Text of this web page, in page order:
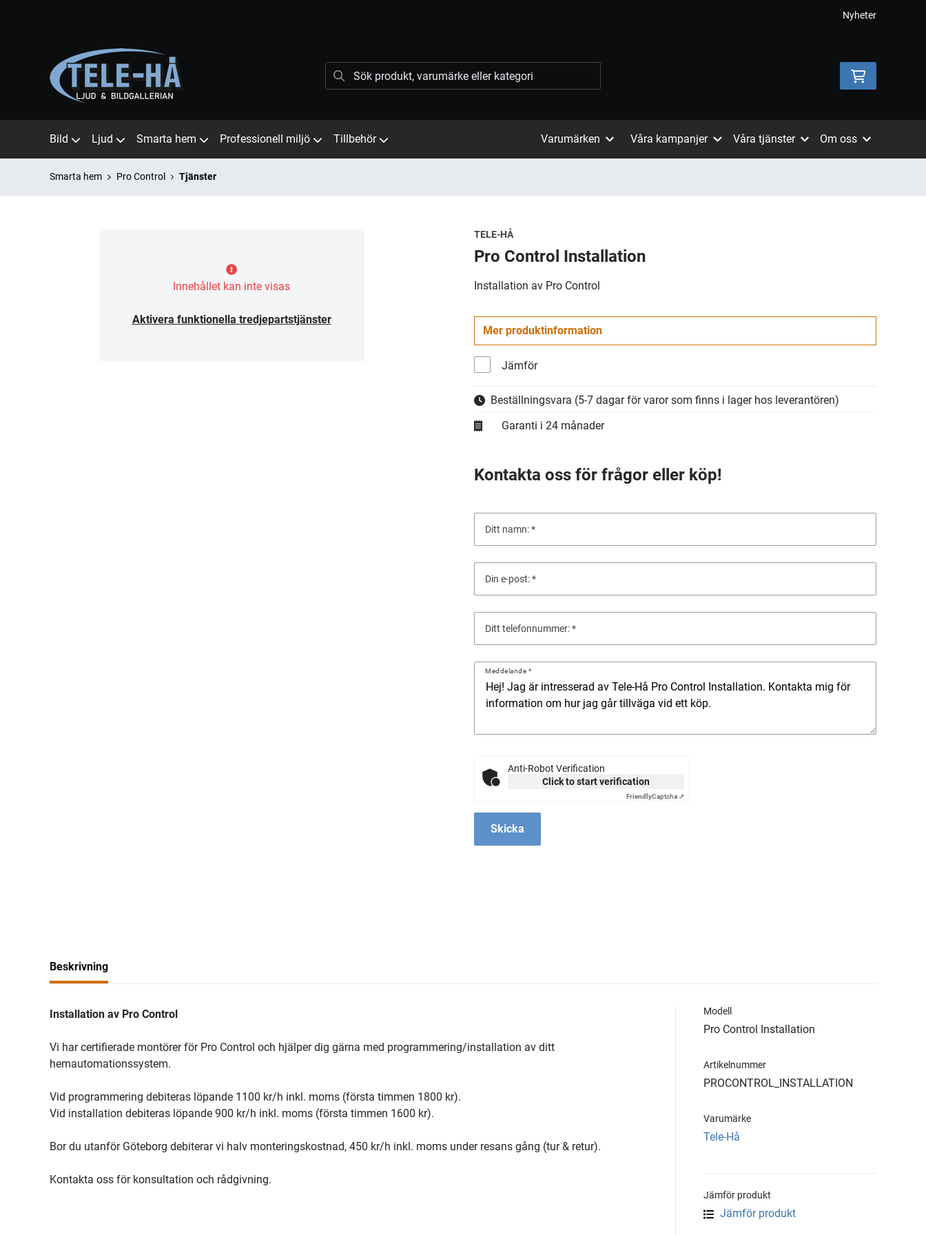
Nyheter
Bild Ljud Smarta hem Professionell miljö Tillbehör Varumärken Våra kampanjer Våra tjänster Om oss
Smarta hem Pro Control Tjänster
Innehållet kan inte visas
Aktivera funktionella tredjepartstjänster
TELE-HÅ
Pro Control Installation
​Installation av Pro Control
Mer produktinformation
Jämför
Beställningsvara (5-7 dagar för varor som finns i lager hos leverantören)
Garanti i 24 månader
Kontakta oss för frågor eller köp!
Ditt namn:
Din e-post:
Ditt telefonnummer:
Meddelande
Anti-Robot Verification
Click to start verification
FriendlyCaptcha ⇗
Skicka
Beskrivning
Installation av Pro Control
Vi har certifierade montörer för Pro Control och hjälper dig gärna med programmering/installation av ditt
hemautomationssystem.
Vid programmering debiteras löpande 1100 kr/h inkl. moms (första timmen 1800 kr).
Vid installation debiteras löpande 900 kr/h inkl. moms (första timmen 1600 kr).
Bor du utanför Göteborg debiterar vi halv monteringskostnad, 450 kr/h inkl. moms under resans gång (tur & retur).
Kontakta oss för konsultation och rådgivning.
Modell
Pro Control Installation
Artikelnummer
PROCONTROL_INSTALLATION
Varumärke
Tele-Hå
Jämför produkt
Jämför produkt